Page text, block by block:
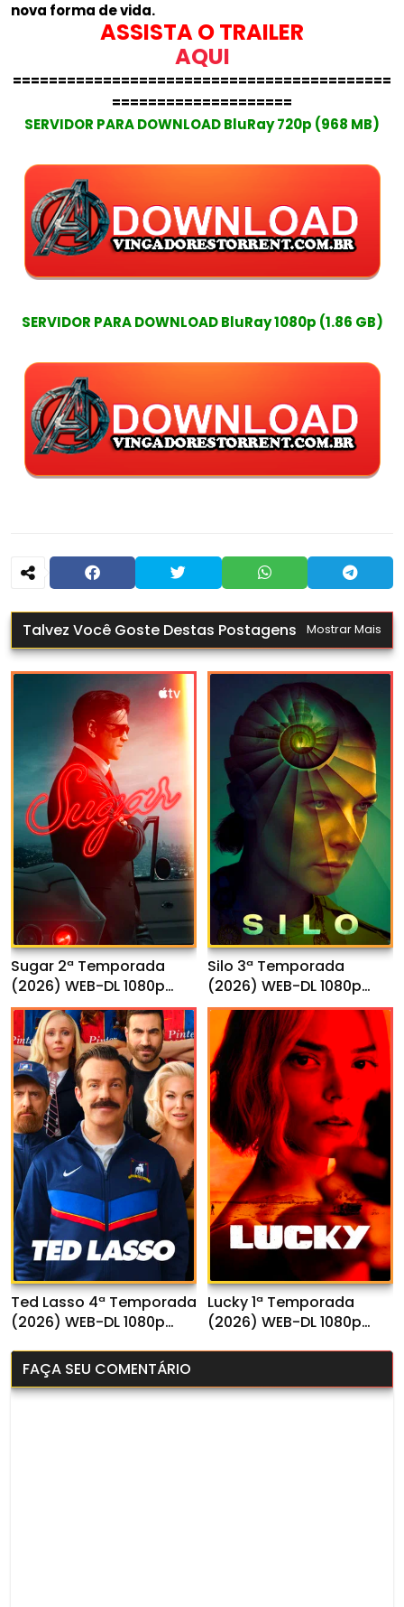
nova forma de vida.
ASSISTA O TRAILER
AQUI
==========================================
====================
SERVIDOR PARA DOWNLOAD BluRay 720p (968 MB)
SERVIDOR PARA DOWNLOAD BluRay 1080p (1.86 GB)
Talvez Você Goste Destas Postagens Mostrar Mais
Sugar 2ª Temporada
(2026) WEB-DL 1080p
Dual Áudio
Silo 3ª Temporada
(2026) WEB-DL 1080p
Dual Áudio
Ted Lasso 4ª Temporada
(2026) WEB-DL 1080p
Lucky 1ª Temporada
(2026) WEB-DL 1080p
FAÇA SEU COMENTÁRIO